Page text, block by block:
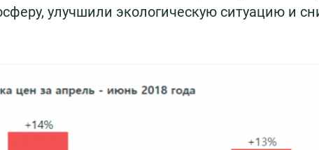
улучшили экологическую ситуацию и